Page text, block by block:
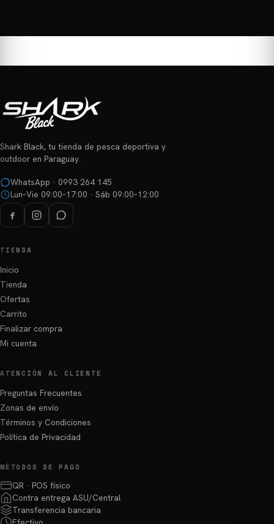
Shark Black, tu tienda de pesca deportiva y
outdoor en Paraguay.
WhatsApp · 0993 264 145
Lun–Vie 09:00–17:00 · Sáb 09:00–12:00
TIENDA
Inicio
Tienda
Ofertas
Carrito
Finalizar compra
Mi cuenta
ATENCIÓN AL CLIENTE
Preguntas Frecuentes
Zonas de envío
Términos y Condiciones
Política de Privacidad
MÉTODOS DE PAGO
QR · POS físico
Contra entrega ASU/Central
Transferencia bancaria